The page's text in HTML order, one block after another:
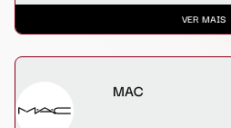
VER MAIS
MAC